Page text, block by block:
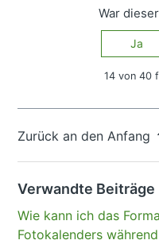
War
Ja
14 von 40
Zurück an den Anfang
Verwandte Beiträge
Wie kann ich das
Fotokalenders